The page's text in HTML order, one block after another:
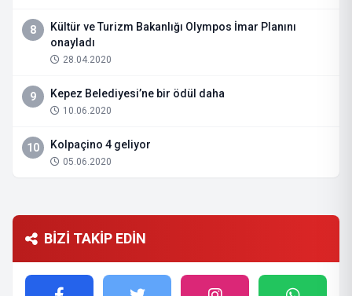
8
Kültür ve Turizm Bakanlığı Olympos İmar Planını
onayladı
28.04.2020
9 Kepez Belediyesi’ne bir ödül daha
10.06.2020
10 Kolpaçino 4 geliyor
05.06.2020
BİZİ TAKİP EDİN